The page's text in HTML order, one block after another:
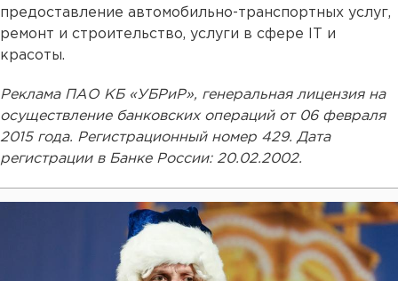
предоставление автомобильно-транспортных услуг,
ремонт и строительство, услуги в сфере IT и
красоты.
Реклама ПАО КБ «УБРиР», генеральная лицензия на
осуществление банковских операций от 06 февраля
2015 года. Регистрационный номер 429. Дата
регистрации в Банке России: 20.02.2002.